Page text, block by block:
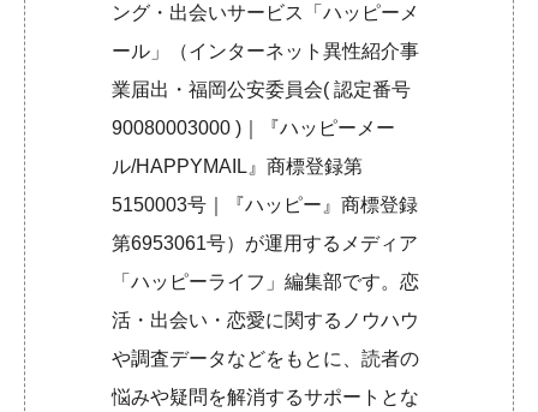
ング・出会いサービス「ハッピーメ
ール」（インターネット異性紹介事
業届出・福岡公安委員会( 認定番号
90080003000 )｜『ハッピーメー
ル/HAPPYMAIL』商標登録第
5150003号｜『ハッピー』商標登録
第6953061号）が運用するメディア
「ハッピーライフ」編集部です。恋
活・出会い・恋愛に関するノウハウ
や調査データなどをもとに、読者の
悩みや疑問を解消するサポートとな